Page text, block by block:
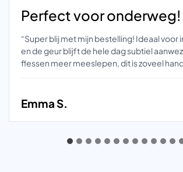
Perfect voor onderweg!
“Super blij met mijn bestelling! Ideaal voor
en de geur blijft de hele dag subtiel
flessen meer meeslepen, dit is zoveel
Emma S.